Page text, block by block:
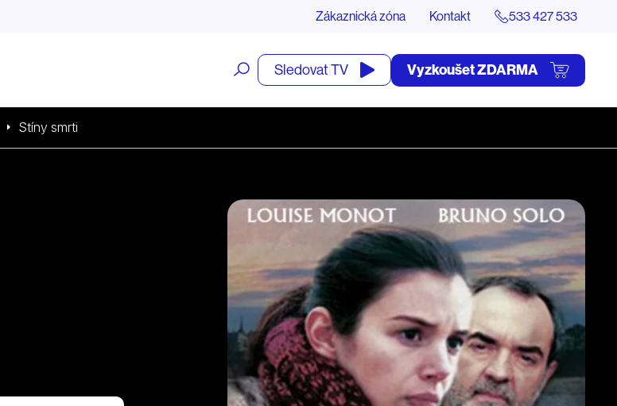
Zákaznická zóna Kontakt 533 427 533
Otevřít
vyhledávání
Sledovat TV Vyzkoušet ZDARMA
Stíny smrti